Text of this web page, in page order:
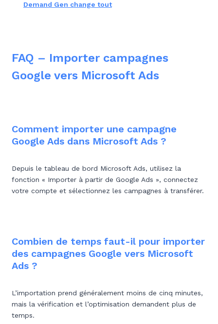
Demand Gen change tout
FAQ – Importer campagnes
Google vers Microsoft Ads
Comment importer une campagne
Google Ads dans Microsoft Ads ?
Depuis le tableau de bord Microsoft Ads, utilisez la
fonction « Importer à partir de Google Ads », connectez
votre compte et sélectionnez les campagnes à transférer.
Combien de temps faut-il pour importer
des campagnes Google vers Microsoft
Ads ?
L’importation prend généralement moins de cinq minutes,
mais la vérification et l’optimisation demandent plus de
temps.